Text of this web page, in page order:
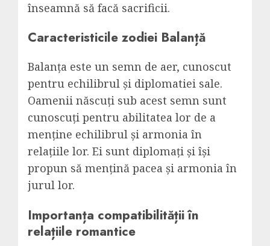
înseamnă să facă sacrificii.
Caracteristicile zodiei Balanță
Balanța este un semn de aer, cunoscut
pentru echilibrul și diplomatiei sale.
Oamenii născuți sub acest semn sunt
cunoscuți pentru abilitatea lor de a
menține echilibrul și armonia în
relațiile lor. Ei sunt diplomați și își
propun să mențină pacea și armonia în
jurul lor.
Importanța compatibilității în
relațiile romantice